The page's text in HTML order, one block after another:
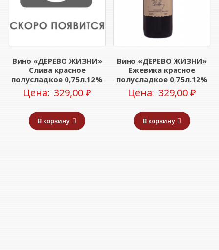
Вино «ДЕРЕВО ЖИЗНИ»
Слива красное
полусладкое 0,75л.12%
Цена: 329,00₽
В корзину
Вино «ДЕРЕВО ЖИЗНИ»
Ежевика красное
полусладкое 0,75л.12%
Цена: 329,00₽
В корзину